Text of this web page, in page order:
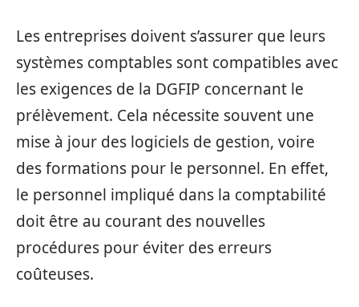
Les entreprises doivent s’assurer que leurs
systèmes comptables sont compatibles avec
les exigences de la DGFIP concernant le
prélèvement. Cela nécessite souvent une
mise à jour des logiciels de gestion, voire
des formations pour le personnel. En effet,
le personnel impliqué dans la comptabilité
doit être au courant des nouvelles
procédures pour éviter des erreurs
coûteuses.